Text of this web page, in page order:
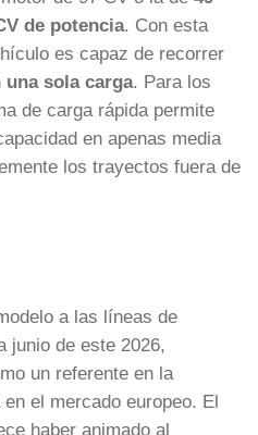
de potencia. Con esta
es capaz de recorrer
sola carga. Para los
de carga rápida permite
en apenas media
los trayectos fuera de
a las líneas de
junio de este 2026,
un referente en la
el mercado europeo. El
haber animado al